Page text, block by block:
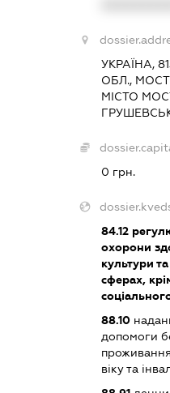
УКРАЇНА,
ОБЛ.,
МІСТО
0 грн.
84.12
охорони
культури
сферах,
88.10
допомоги
віку та